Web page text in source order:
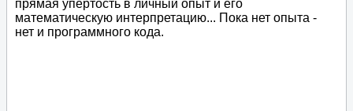
прямая упёртость в личный опыт и его
математическую интерпретацию... Пока нет опыта -
нет и программного кода.